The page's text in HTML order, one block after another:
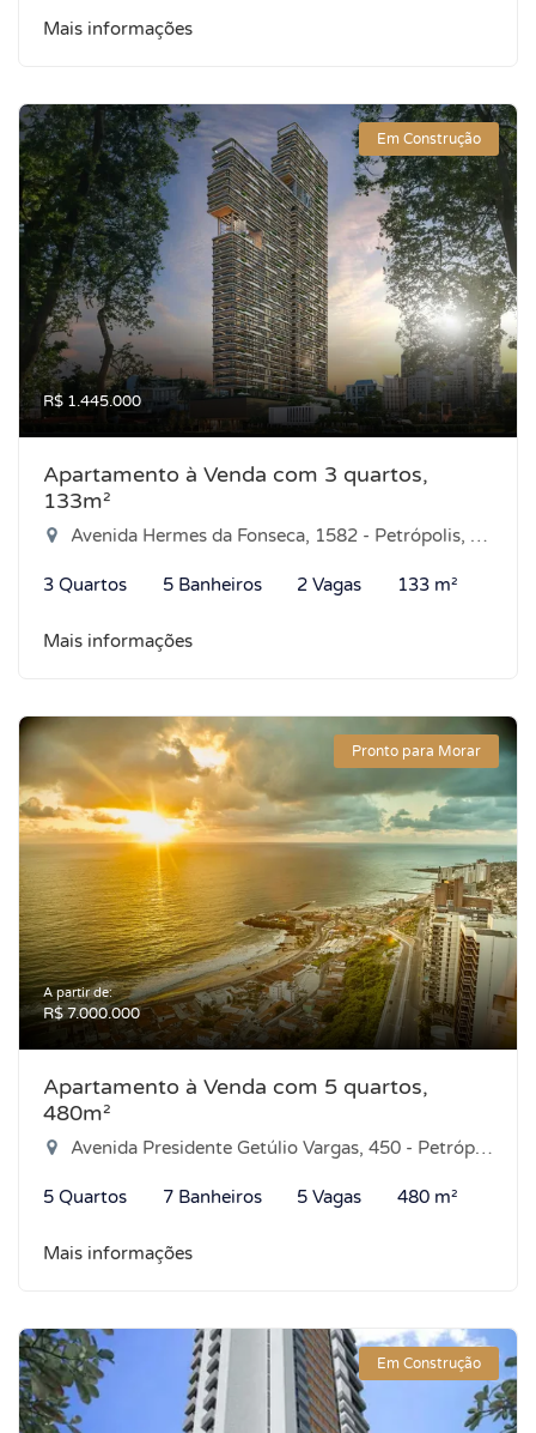
Mais informações
Em Construção
R$ 1.445.000
Apartamento à Venda com 3 quartos,
133m²
Avenida Hermes da Fonseca, 1582 - Petrópolis, Natal-RN
3 Quartos 5 Banheiros 2 Vagas 133 m²
Mais informações
Pronto para Morar
A partir de:
R$ 7.000.000
Apartamento à Venda com 5 quartos,
480m²
Avenida Presidente Getúlio Vargas, 450 - Petrópolis, Natal-RN
5 Quartos 7 Banheiros 5 Vagas 480 m²
Mais informações
Em Construção